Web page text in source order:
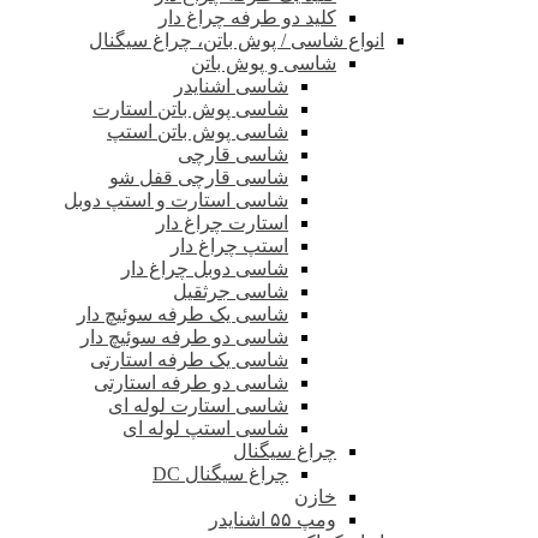
کلید دو طرفه چراغ دار
انواع شاسی / پوش باتن، چراغ سیگنال
شاسی و پوش باتن
شاسی اشنایدر
شاسی پوش باتن استارت
شاسی پوش باتن استپ
شاسی قارچی
شاسی قارچی قفل شو
شاسی استارت و استپ دوبل
استارت چراغ دار
استپ چراغ دار
شاسی دوبل چراغ دار
شاسی جرثقیل
شاسی یک طرفه سوئیچ دار
شاسی دو طرفه سوئیچ دار
شاسی یک طرفه استارتی
شاسی دو طرفه استارتی
شاسی استارت لوله ای
شاسی استپ لوله ای
چراغ سیگنال
چراغ سیگنال DC
خازن
ومپ ۵۵ اشنایدر